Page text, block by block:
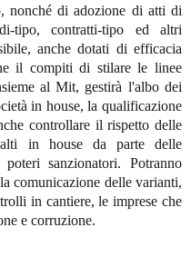
nonché di adozione di atti di
tipo, contratti-tipo ed altri
anche dotati di efficacia
il compiti di stilare le linee
al Mit, gestirà l'albo dei
in house, la qualificazione
controllare il rispetto delle
in house da parte delle
sanzionatori. Potranno
comunicazione delle varianti,
in cantiere, le imprese che
e corruzione.